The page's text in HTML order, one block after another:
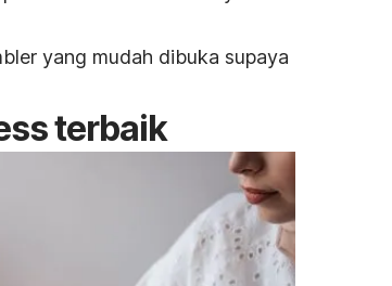
yang mudah dibuka supaya
terbaik